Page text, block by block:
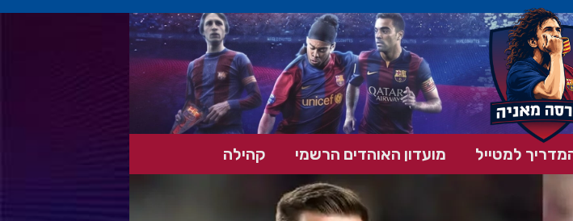
למטייל מועדון האוהדים הרשמי קהילה